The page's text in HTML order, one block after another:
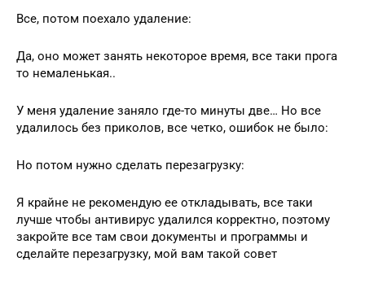
Все, потом поехало удаление:
Да, оно может занять некоторое время, все таки прога
то немаленькая..
У меня удаление заняло где-то минуты две… Но все
удалилось без приколов, все четко, ошибок не было:
Но потом нужно сделать перезагрузку:
Я крайне не рекомендую ее откладывать, все таки
лучше чтобы антивирус удалился корректно, поэтому
закройте все там свои документы и программы и
сделайте перезагрузку, мой вам такой совет